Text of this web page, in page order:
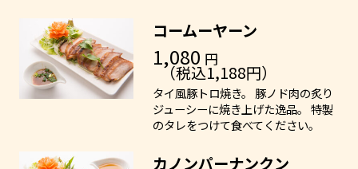
コームーヤーン
1,080 円
（税込1,188円）
タイ風豚トロ焼き。 豚ノド肉の炙り
ジューシーに焼き上げた逸品。 特製
のタレをつけて食べてください。
カノンパーナンクン